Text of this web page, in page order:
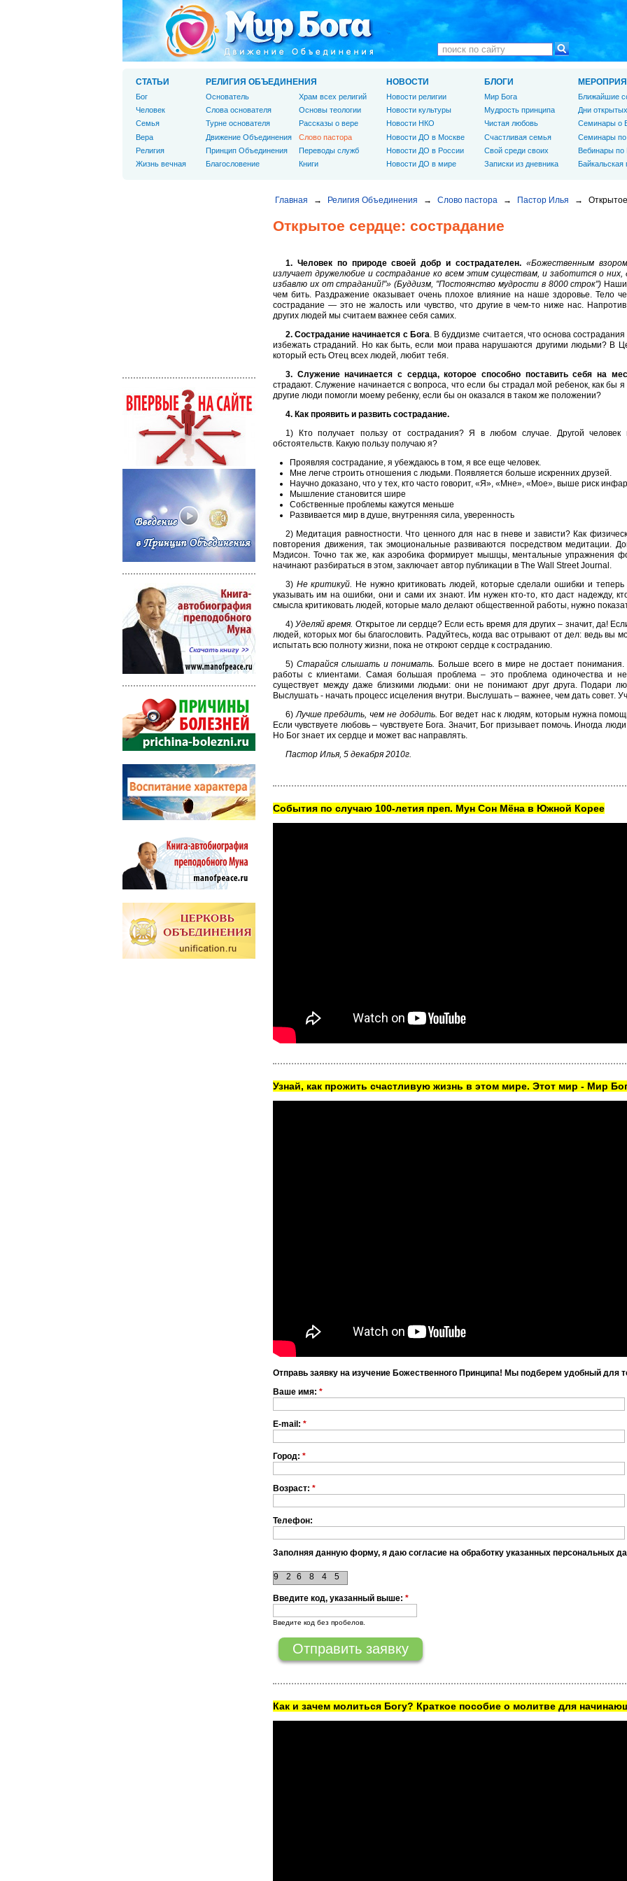
Главная → Религия Объединения → Слово пастора → Пастор Илья →
Открытое сердце: сострадание
1. Человек по природе своей добр и сострадателен. «Божественным
излучает дружелюбие и сострадание ко всем этим существам, и заботится о
избавлю их от страданий!"» (Буддизм, "Постоянство мудрости в 8000 строк") Наши
чем бить. Раздражение оказывает очень плохое влияние на наше здоровье. Тело
сострадание — это не жалость или чувство, что другие в чем-то ниже нас.
других людей мы считаем важнее себя самих.
2. Сострадание начинается с Бога. В буддизме считается, что основа
избежать страданий. Но как быть, если мои права нарушаются другими людьми? В
который есть Отец всех людей, любит тебя.
3. Служение начинается с сердца, которое способно поставить себя на
страдают. Служение начинается с вопроса, что если бы страдал мой ребенок, как бы
другие люди помогли моему ребенку, если бы он оказался в таком же положении?
4. Как проявить и развить сострадание.
1) Кто получает пользу от сострадания? Я в любом случае. Другой
обстоятельств. Какую пользу получаю я?
Проявляя сострадание, я убеждаюсь в том, я все еще человек.
Мне легче строить отношения с людьми. Появляется больше искренних друзей.
Научно доказано, что у тех, кто часто говорит, «Я», «Мне», «Мое», выше риск
Мышление становится шире
Собственные проблемы кажутся меньше
Развивается мир в душе, внутренняя сила, уверенность
2) Медитация равностности. Что ценного для нас в гневе и зависти? Как
повторения движения, так эмоциональные развиваются посредством медитации.
Мэдисон. Точно так же, как аэробика формирует мышцы, ментальные упражнения
начинают разбираться в этом, заключает автор публикации в The Wall Street Journal.
3) Не критикуй. Не нужно критиковать людей, которые сделали ошибки и
указывать им на ошибки, они и сами их знают. Им нужен кто-то, кто даст надежду,
смысла критиковать людей, которые мало делают общественной работы, нужно
4)Уделяй время. Открытое ли сердце? Если есть время для других – значит, да!
людей, которых мог бы благословить. Радуйтесь, когда вас отрывают от дел: ведь вы
испытать всю полноту жизни, пока не откроют сердце к состраданию.
5) Старайся слышать и понимать. Больше всего в мире не достает
работы с клиентами. Самая большая проблема – это проблема одиночества и
существует между даже близкими людьми: они не понимают друг друга. Подари
Выслушать - начать процесс исцеления внутри. Выслушать – важнее, чем дать совет.
6)Лучше пребдить, чем не добдить. Бог ведет нас к людям, которым нужна
Если чувствуете любовь – чувствуете Бога. Значит, Бог призывает помочь. Иногда
Но Бог знает их сердце и может вас направлять.
Пастор Илья, 5 декабря 2010г.
Cобытия по случаю 100-летия преп. Мун Сон Мёна в Южной Корее
Узнай, как прожить счастливую жизнь в этом мире. Этот мир - Мир
Отправь заявку на изучение Божественного Принципа! Мы подберем удобный для
Ваше имя: *
E-mail: *
Город: *
Возраст: *
Телефон:
Заполняя данную форму, я даю согласие на обработку указанных персональных
2
9 5
4
8
6
Введите код, указанный выше: *
Введите код без пробелов.
Как и зачем молиться Богу? Краткое пособие о молитве для
СТАТЬИ
Бог
Человек
Cемья
Вера
Религия
Жизнь вечная
РЕЛИГИЯ ОБЪЕДИНЕНИЯ
Основатель
Слова основателя
Турне основателя
Движение Объединения
Принцип Объединения
Благословение
Храм всех религий
Основы теологии
Рассказы о вере
Слово пастора
Переводы служб
Книги
НОВОСТИ
Новости религии
Новости культуры
Новости НКО
Новости ДО в Москве
Новости ДО в России
Новости ДО в мире
БЛОГИ
Мир Бога
Мудрость принципа
Чистая любовь
Счастливая семья
Свой среди своих
Записки из дневника
Ближайшие
Дни
Семинары о
Семинары
Вебинары по
Байкальская